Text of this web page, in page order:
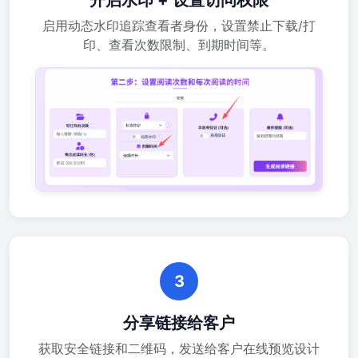
启用动态水印追踪查看者身份，设置禁止下载/打
印、查看次数限制、到期时间等。
3
分享链接给客户
获取安全链接和二维码，发送给客户在线预览设计